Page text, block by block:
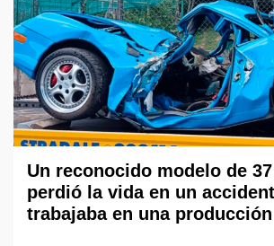
Un reconocido modelo de
perdió la vida en un
trabajaba en una producción